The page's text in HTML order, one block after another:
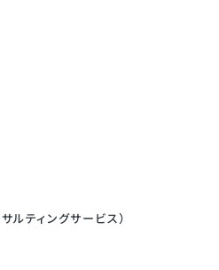
ルティングサービス）